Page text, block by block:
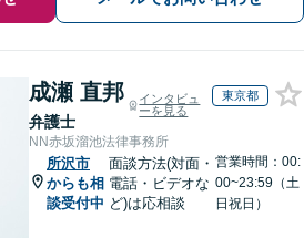
成瀬 直邦
弁護士
インタビュ
ーを見る
東京都
NN赤坂溜池法律事務所
所沢市
からも相
談受付中
面談方法(対面・
電話・ビデオな
ど)は応相談
営業時間：00:
00~23:59（土
日祝日）